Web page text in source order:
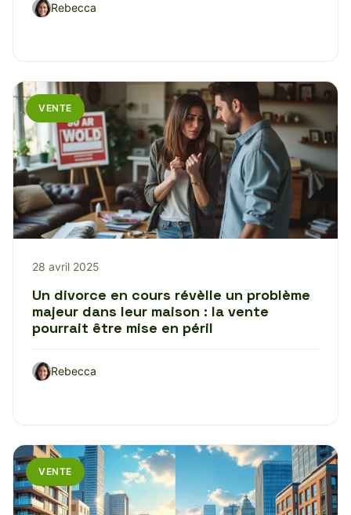
Rebecca
VENTE
28 avril 2025
Un divorce en cours révèlle un problème
majeur dans leur maison : la vente
pourrait être mise en péril
Rebecca
VENTE